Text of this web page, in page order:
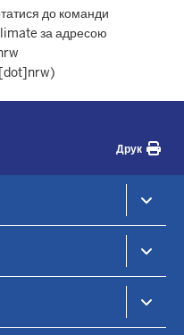
до команди
за адресою
Друк